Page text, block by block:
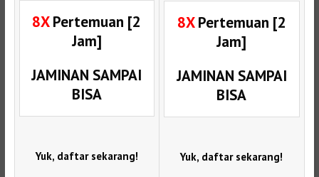
8XPertemuan [2
Jam]
JAMINAN SAMPAI
BISA
Yuk, daftar sekarang!
8XPertemuan [2
Jam]
JAMINAN SAMPAI
BISA
Yuk, daftar sekarang!